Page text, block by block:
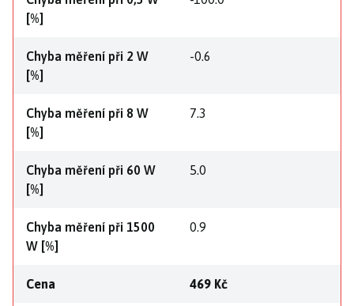
[%]
Chyba měření při 2 W
[%]
-0.6
Chyba měření při 8 W
[%]
7.3
Chyba měření při 60 W
[%]
5.0
Chyba měření při 1500
W [%]
0.9
Cena 469 Kč